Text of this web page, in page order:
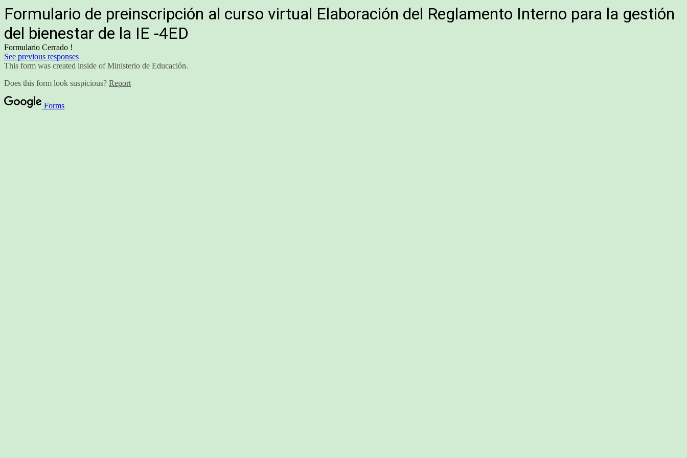
Formulario de preinscripción al curso virtual Elaboración del Reglamento Interno para la gestión
del bienestar de la IE -4ED
Formulario Cerrado !
See previous responses
This form was created inside of Ministerio de Educación.
Does this form look suspicious? Report
Forms